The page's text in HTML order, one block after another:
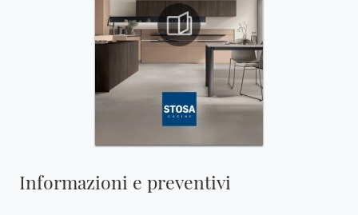
Informazioni e preventivi